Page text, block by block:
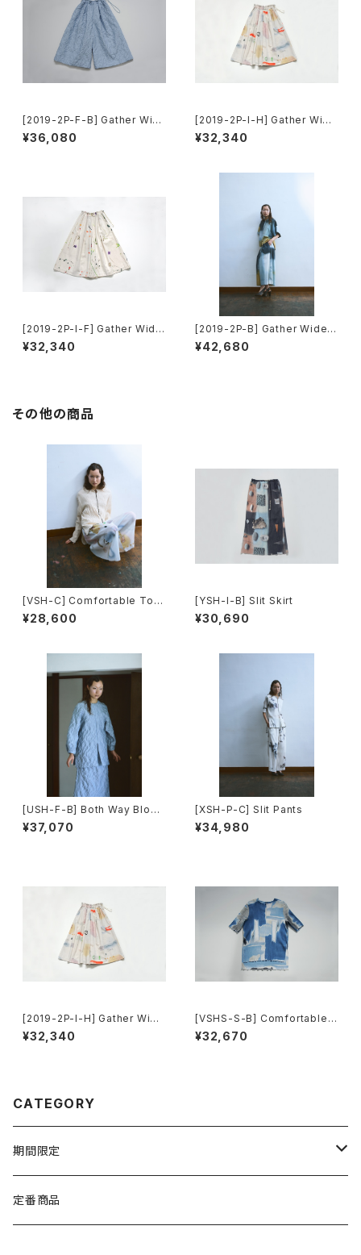
[2019-2P-F-B] Gather Wid
e Pants
¥36,080
[2019-2P-I-H] Gather Wide
Pants
¥32,340
[2019-2P-I-F] Gather Wide
Pants
¥32,340
[2019-2P-B] Gather Wide P
ants
¥42,680
その他の商品
[VSH-C] Comfortable Top
s(Long Sleeve)
¥28,600
[YSH-I-B] Slit Skirt
¥30,690
[USH-F-B] Both Way Blous
e
¥37,070
[XSH-P-C] Slit Pants
¥34,980
[2019-2P-I-H] Gather Wide
Pants
¥32,340
[VSHS-S-B] Comfortable T
ops(Short Sleeve)
¥32,670
CATEGORY
期間限定
TEXTILE
定番商品